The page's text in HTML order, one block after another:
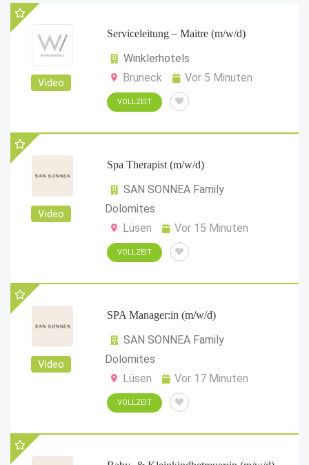
Video
Serviceleitung – Maitre (m/w/d)
Winklerhotels
Bruneck
Vor 5 Minuten
VOLLZEIT
Video
Spa Therapist (m/w/d)
SAN SONNEA Family
Dolomites
Lüsen
Vor 15 Minuten
VOLLZEIT
Video
SPA Manager:in (m/w/d)
SAN SONNEA Family
Dolomites
Lüsen
Vor 17 Minuten
VOLLZEIT